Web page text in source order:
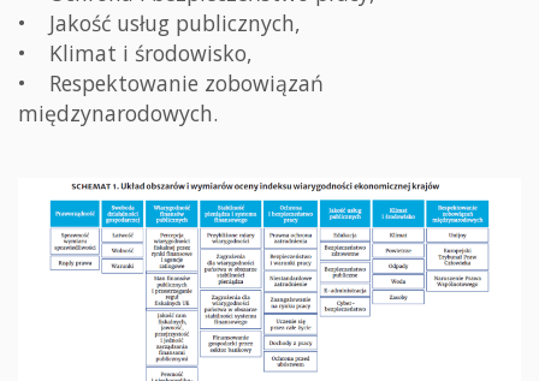
• Jakość usług publicznych,
• Klimat i środowisko,
• Respektowanie zobowiązań
międzynarodowych.